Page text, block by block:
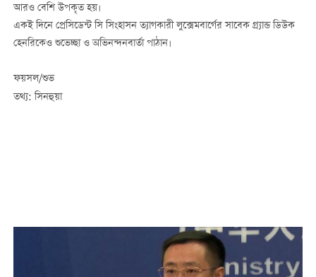
আরও বেশি উপকৃত হয়।
একই দিনে প্রেসিডেন্ট সি সিংহাসন ত্যাগকারী লুক্সেমবার্গের সাবেক গ্র্যান্ড ডিউক
হেনরিকেও শুভেচ্ছা ও অভিনন্দনবার্তা পাঠান।
ফয়সল/শুভ
তথ্য: সিনহুয়া